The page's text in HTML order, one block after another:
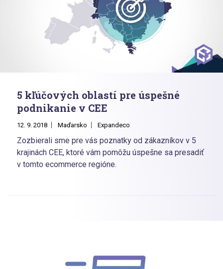
5 kľúčových oblastí pre úspešné
podnikanie v CEE
12. 9. 2018 Maďarsko Expandeco
Zozbierali sme pre vás poznatky od zákazníkov v 5
krajinách CEE, ktoré vám pomôžu úspešne sa presadiť
v tomto ecommerce regióne.